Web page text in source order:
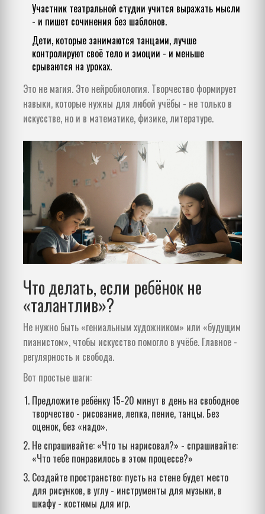
Участник театральной студии учится выражать мысли
- и пишет сочинения без шаблонов.
Дети, которые занимаются танцами, лучше
контролируют своё тело и эмоции - и меньше
срываются на уроках.
Это не магия. Это нейробиология. Творчество формирует
навыки, которые нужны для любой учёбы - не только в
искусстве, но и в математике, физике, литературе.
Что делать, если ребёнок не
«талантлив»?
Не нужно быть «гениальным художником» или «будущим
пианистом», чтобы искусство помогло в учёбе. Главное -
регулярность и свобода.
Вот простые шаги:
Предложите ребёнку 15-20 минут в день на свободное
творчество - рисование, лепка, пение, танцы. Без
оценок, без «надо».
Не спрашивайте: «Что ты нарисовал?» - спрашивайте:
«Что тебе понравилось в этом процессе?»
Создайте пространство: пусть на стене будет место
для рисунков, в углу - инструменты для музыки, в
шкафу - костюмы для игр.